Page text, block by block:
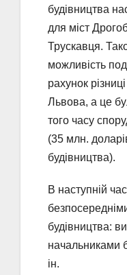
будівництва
для міст
Трускавця.
можливість
рахунок
Львова, а це
того часу
(35 млн.
будівництва).
В наступній
будівництва:
начальниками
ін.